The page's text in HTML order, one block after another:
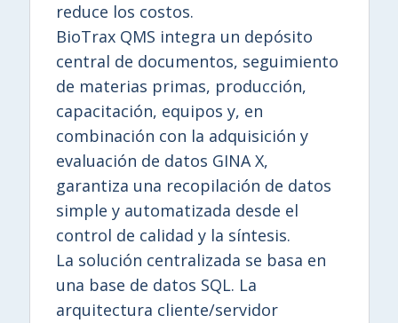
reduce los costos.
BioTrax QMS integra un depósito
central de documentos, seguimiento
de materias primas, producción,
capacitación, equipos y, en
combinación con la adquisición y
evaluación de datos GINA X,
garantiza una recopilación de datos
simple y automatizada desde el
control de calidad y la síntesis.
La solución centralizada se basa en
una base de datos SQL. La
arquitectura cliente/servidor